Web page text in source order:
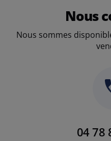
Nous
Nous sommes
04 78